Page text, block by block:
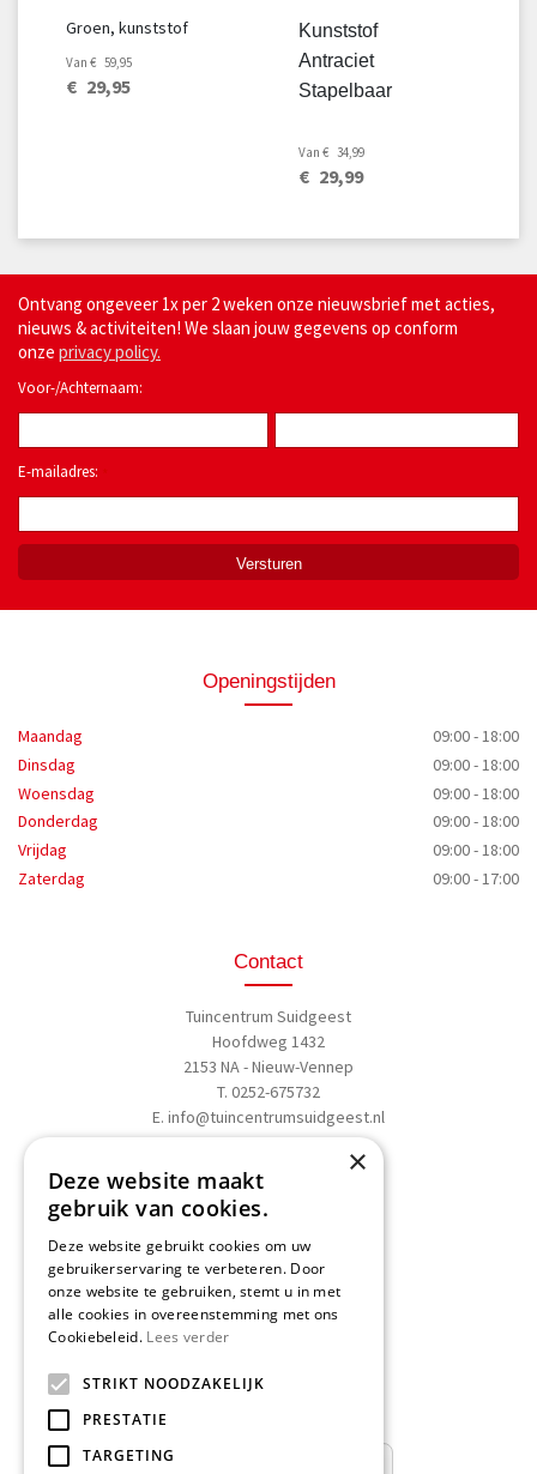
Groen, kunststof
Van € 59,95
€ 29,95
Kunststof
Antraciet
Stapelbaar
Van € 34,99
€ 29,99
Ontvang ongeveer 1x per 2 weken onze nieuwsbrief met acties,
nieuws & activiteiten! We slaan jouw gegevens op conform
onze privacy policy.
Voor-/Achternaam:
E-mailadres:
Openingstijden
Maandag
09:00 - 18:00
Dinsdag
09:00 - 18:00
Woensdag
09:00 - 18:00
Donderdag
09:00 - 18:00
Vrijdag
09:00 - 18:00
Zaterdag
09:00 - 17:00
Contact
Tuincentrum Suidgeest
Hoofdweg 1432
2153 NA - Nieuw-Vennep
T. 0252-675732
E. info@tuincentrumsuidgeest.nl
Routebeschrijving
Schrijf een recensie
Nationale Tuinbon t.w.v. € 25,-!
×
Deze website maakt
gebruik van cookies.
Deze website gebruikt cookies om uw
gebruikerservaring te verbeteren. Door
onze website te gebruiken, stemt u in met
alle cookies in overeenstemming met ons
Cookiebeleid. Lees verder
STRIKT NOODZAKELIJK
PRESTATIE
TARGETING